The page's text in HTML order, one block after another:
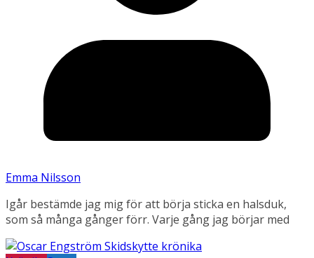
Emma Nilsson
Igår bestämde jag mig för att börja sticka en halsduk,
som så många gånger förr. Varje gång jag börjar med